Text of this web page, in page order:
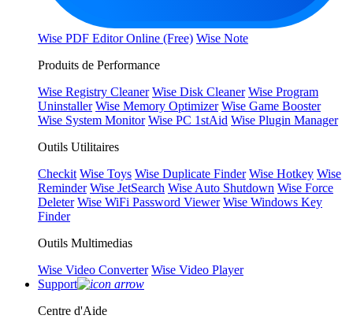
Wise PDF Editor Online (Free) Wise Note
Produits de Performance
Wise Registry Cleaner Wise Disk Cleaner Wise Program
Uninstaller Wise Memory Optimizer Wise Game Booster
Wise System Monitor Wise PC 1stAid Wise Plugin Manager
Outils Utilitaires
Checkit Wise Toys Wise Duplicate Finder Wise Hotkey Wise
Reminder Wise JetSearch Wise Auto Shutdown Wise Force
Deleter Wise WiFi Password Viewer Wise Windows Key
Finder
Outils Multimedias
Wise Video Converter Wise Video Player
Support
Centre d'Aide